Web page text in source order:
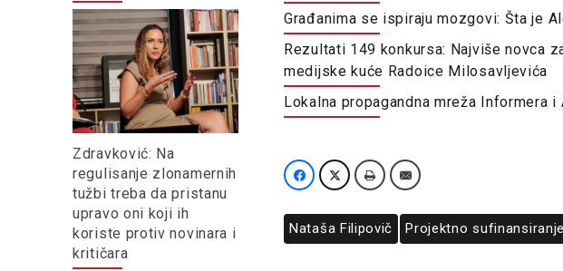
Zdravković: Na
regulisanje zlonamernih
tužbi treba da pristanu
upravo oni koji ih
koriste protiv novinara i
kritičara
Građanima se ispiraju mozgovi: Šta je
Rezultati 149 konkursa: Najviše novca
medijske kuće Radoice Milosavljevića
Lokalna propagandna mreža Informera
Nataša Filipovič Projektno